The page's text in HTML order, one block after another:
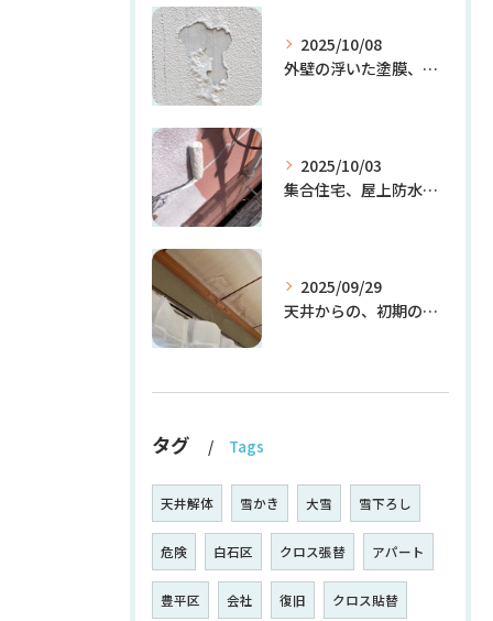
2025/10/08
外壁の浮いた塗膜、放置しても大丈夫？
2025/10/03
集合住宅、屋上防水塗装・外壁フィラー塗装 続き
2025/09/29
天井からの、初期の雨漏りを放置するとどうなる？
タグ Tags
天井解体 雪かき 大雪 雪下ろし
危険 白石区 クロス張替 アパート
豊平区 会社 復旧 クロス貼替